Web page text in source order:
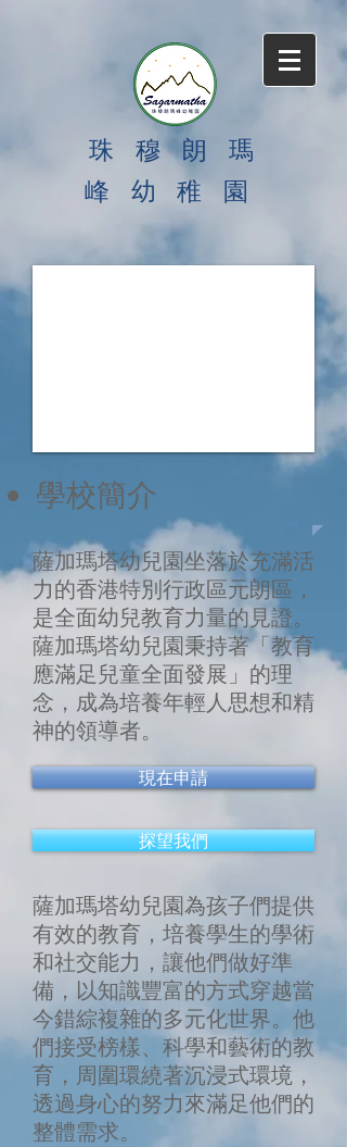
珠 穆 朗 瑪
峰 幼 稚 園
學校簡介
薩加瑪塔幼兒園坐落於充滿活
力的香港特別行政區元朗區，
是全面幼兒教育力量的見證。
薩加瑪塔幼兒園秉持著「教育
應滿足兒童全面發展」的理
念，成為培養年輕人思想和精
神的領導者。
現在申請
探望我們
薩加瑪塔幼兒園為孩子們提供
有效的教育，培養學生的學術
和社交能力，讓他們做好準
備，以知識豐富的方式穿越當
今錯綜複雜的多元化世界。他
們接受榜樣、科學和藝術的教
育，周圍環繞著沉浸式環境，
透過身心的努力來滿足他們的
整體需求。